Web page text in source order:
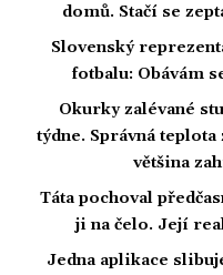
domů. Stačí se
Slovenský
fotbalu: Obávám
Okurky zalévané
týdne. Správná teplota
většina
Táta pochoval
ji na čelo. Její
Jedna aplikace